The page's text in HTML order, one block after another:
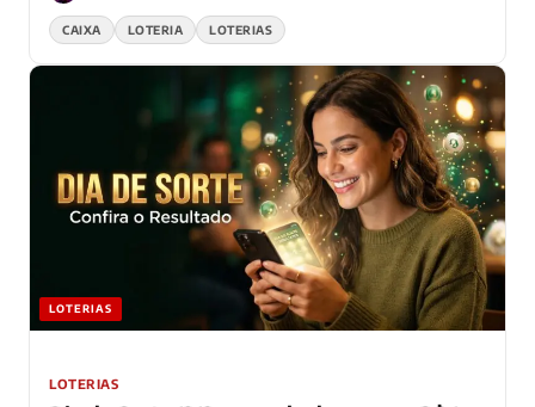
CAIXA LOTERIA LOTERIAS
LOTERIAS
LOTERIAS